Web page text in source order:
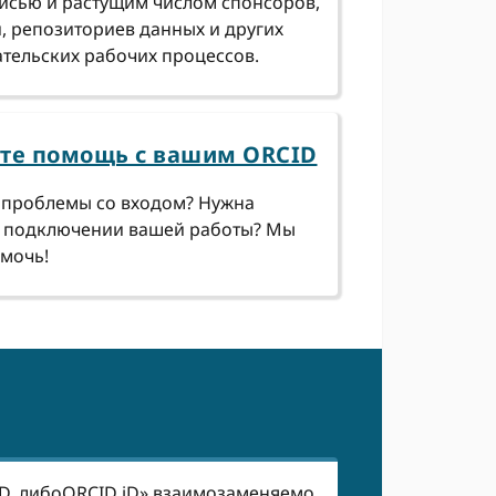
репозиториев данных и других
рабочих процессов.
помощь с вашим ORCID
со входом? Нужна
вашей работы? Мы